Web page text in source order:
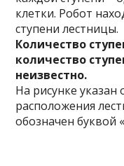
клетки. Робот
ступени лестницы.
Количество
количество
неизвестно.
На рисунке
расположения
обозначен буквой